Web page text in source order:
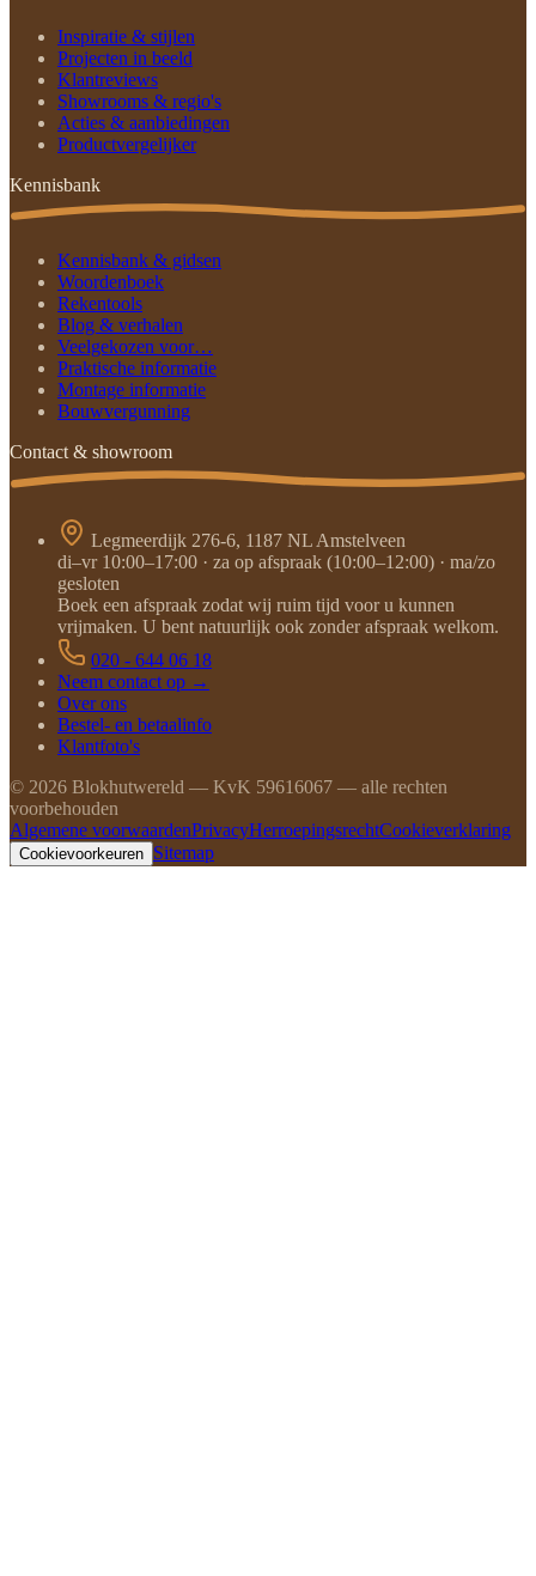
Inspiratie & stijlen
Projecten in beeld
Klantreviews
Showrooms & regio's
Acties & aanbiedingen
Productvergelijker
Kennisbank
Kennisbank & gidsen
Woordenboek
Rekentools
Blog & verhalen
Veelgekozen voor…
Praktische informatie
Montage informatie
Bouwvergunning
Contact & showroom
Legmeerdijk 276-6, 1187 NL Amstelveen
di–vr 10:00–17:00 · za op afspraak (10:00–12:00) · ma/zo
gesloten
Boek een afspraak zodat wij ruim tijd voor u kunnen
vrijmaken. U bent natuurlijk ook zonder afspraak welkom.
020 - 644 06 18
Neem contact op →
Over ons
Bestel- en betaalinfo
Klantfoto's
© 2026 Blokhutwereld — KvK 59616067 — alle rechten
voorbehouden
Algemene voorwaardenPrivacyHerroepingsrechtCookieverklaring
Cookievoorkeuren Sitemap